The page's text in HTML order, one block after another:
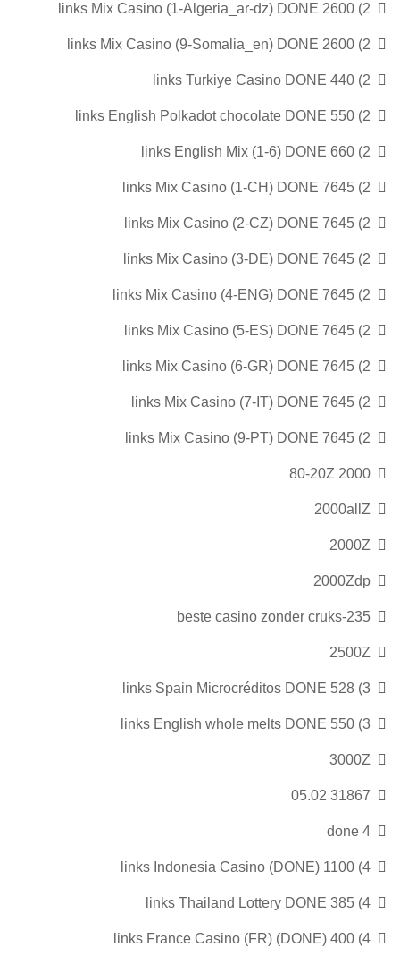
2) 2600 links Mix Casino (1-Algeria_ar-dz) DONE
2) 2600 links Mix Casino (9-Somalia_en) DONE
2) 440 links Turkiye Casino DONE
2) 550 links English Polkadot chocolate DONE
2) 660 links English Mix (1-6) DONE
2) 7645 links Mix Casino (1-CH) DONE
2) 7645 links Mix Casino (2-CZ) DONE
2) 7645 links Mix Casino (3-DE) DONE
2) 7645 links Mix Casino (4-ENG) DONE
2) 7645 links Mix Casino (5-ES) DONE
2) 7645 links Mix Casino (6-GR) DONE
2) 7645 links Mix Casino (7-IT) DONE
2) 7645 links Mix Casino (9-PT) DONE
2000 80-20Z
2000allZ
2000Z
2000Zdp
235-beste casino zonder cruks
2500Z
3) 528 links Spain Microcréditos DONE
3) 550 links English whole melts DONE
3000Z
31867 05.02
4 done
4) 1100 links Indonesia Casino (DONE)
4) 385 links Thailand Lottery DONE
4) 400 links France Casino (FR) (DONE)